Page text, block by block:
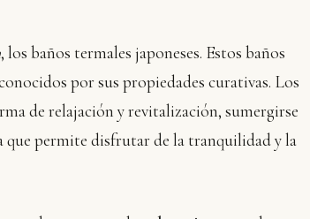
, los baños termales japoneses. Estos baños
por sus propiedades curativas. Los
de relajación y revitalización, sumergirse
que permite disfrutar de la tranquilidad y la